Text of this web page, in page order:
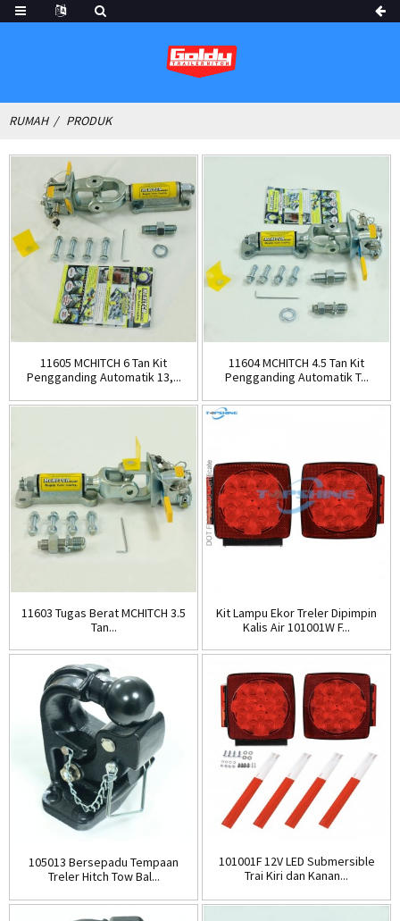
RUMAH PRODUK
11605 MCHITCH 6 Tan Kit
Pengganding Automatik 13,...
11604 MCHITCH 4.5 Tan Kit
Pengganding Automatik T...
11603 Tugas Berat MCHITCH 3.5
Tan...
Kit Lampu Ekor Treler Dipimpin
Kalis Air 101001W F...
105013 Bersepadu Tempaan
Treler Hitch Tow Bal...
101001F 12V LED Submersible
Trai Kiri dan Kanan...